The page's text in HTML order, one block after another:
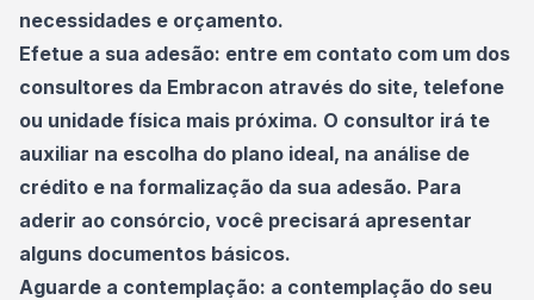
necessidades e orçamento.
Efetue a sua adesão: entre em contato com um dos
consultores da Embracon através do site, telefone
ou unidade física mais próxima. O consultor irá te
auxiliar na escolha do plano ideal, na análise de
crédito e na formalização da sua adesão. Para
aderir ao consórcio, você precisará apresentar
alguns documentos básicos.
Aguarde a contemplação: a contemplação do seu